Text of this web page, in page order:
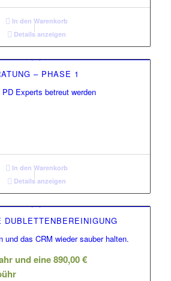
In den Warenkorb
Details anzeigen
– PHASE 1
Experts betreut werden
In den Warenkorb
Details anzeigen
DUBLETTENBEREINIGUNG
und das CRM wieder sauber halten.
und eine890,00€